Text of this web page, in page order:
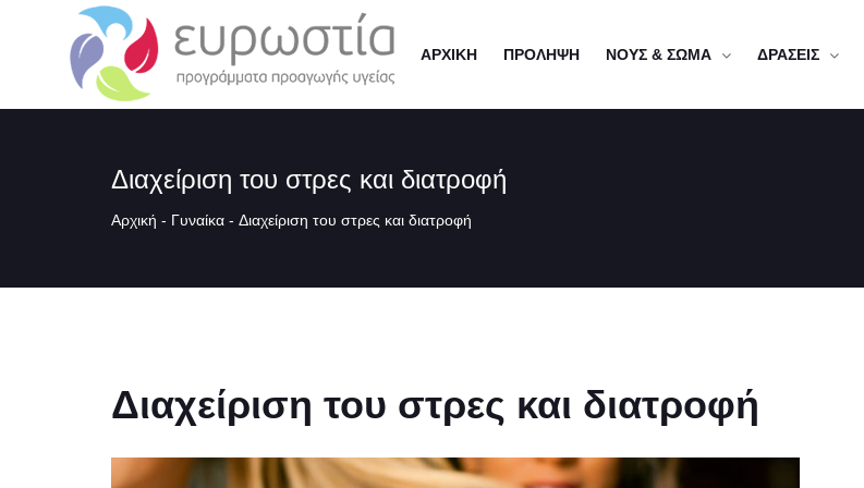
ΑΡΧΙΚΗ ΠΡΟΛΗΨΗ ΝΟΥΣ & ΣΩΜΑ ΔΡΑΣΕΙΣ
Διαχείριση του στρες και διατροφή
Αρχική - Γυναίκα - Διαχείριση του στρες και διατροφή
Διαχείριση του στρες και διατροφή